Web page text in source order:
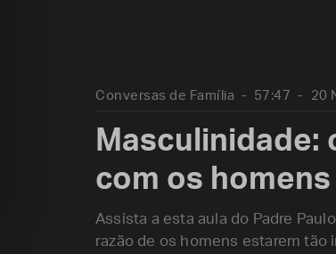
Conversas de Família 57:47 20
Masculinidade:
com os homens
Assista a esta aula do Padre
razão de os homens estarem tão